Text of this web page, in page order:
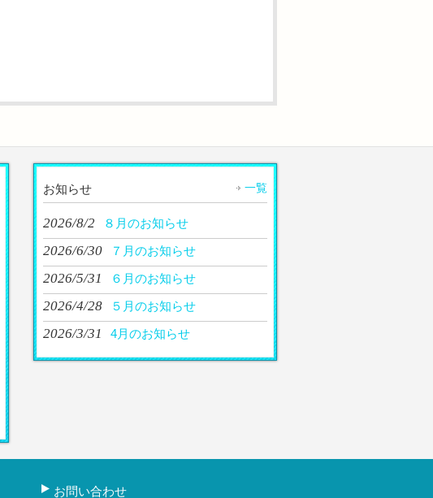
お知らせ 一覧
2026/8/2 ８月のお知らせ
2026/6/30 ７月のお知らせ
2026/5/31 ６月のお知らせ
2026/4/28 ５月のお知らせ
2026/3/31 4月のお知らせ
お問い合わせ